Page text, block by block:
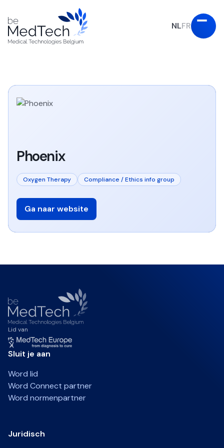
NLFR
Phoenix
Oxygen Therapy Compliance / Ethics info group
Ga naar website
Lid van
Sluit je aan
Word lid
Word Connect partner
Word normenpartner
Juridisch